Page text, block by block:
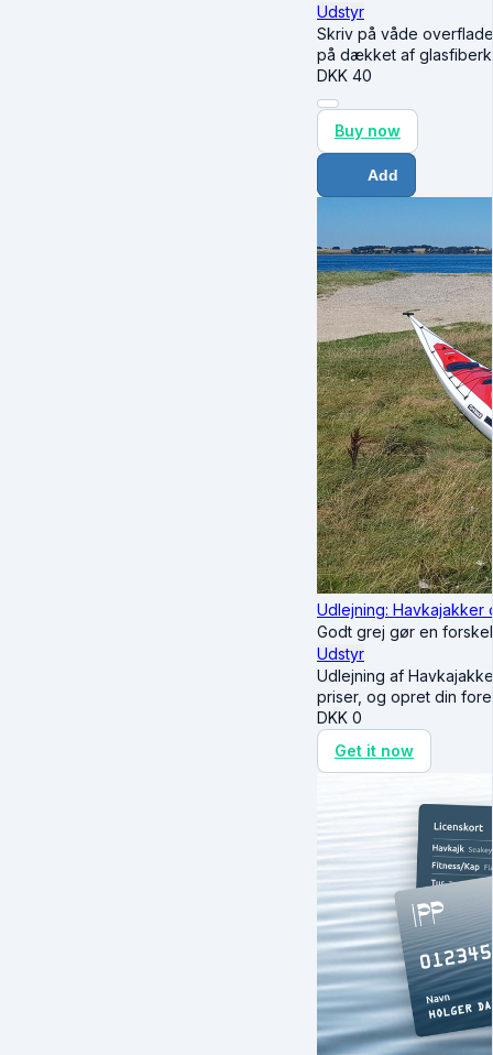
Udstyr
Skriv på våde
på dækket af
DKK 40
Buy now
Add
Udlejning: Havkajakker
Godt grej gør en
Udstyr
Udlejning af
priser, og opret din
DKK 0
Get it now